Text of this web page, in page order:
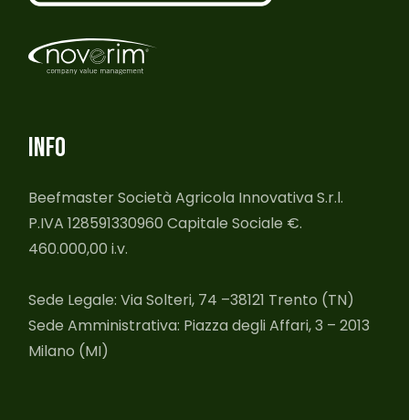
INFO
Beefmaster Società Agricola Innovativa S.r.l.
P.IVA 128591330960 Capitale Sociale €.
460.000,00 i.v.
Sede Legale: Via Solteri, 74 –38121 Trento (TN)
Sede Amministrativa: Piazza degli Affari, 3 – 2013
Milano (MI)